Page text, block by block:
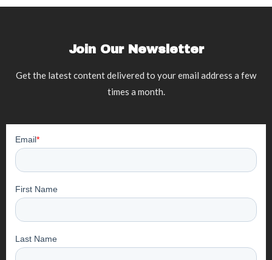
Join Our Newsletter
Get the latest content delivered to your email address a few
times a month.